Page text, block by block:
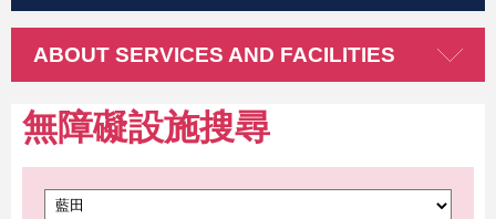
ABOUT SERVICES AND FACILITIES
無障礙設施搜尋